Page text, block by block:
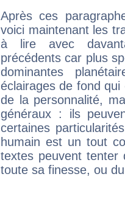
Après ces
voici maintenant les
à lire avec
précédents car plus
dominantes
éclairages de fond
de la personnalité,
généraux : ils
certaines
humain est un tout
textes peuvent tenter
toute sa finesse, ou